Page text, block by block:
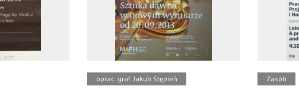
oprac. graf. Jakub Stępień Zasób